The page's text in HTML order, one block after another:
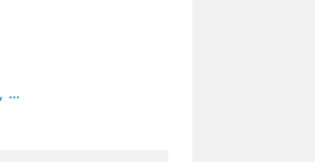
Граф Суворов, том 4